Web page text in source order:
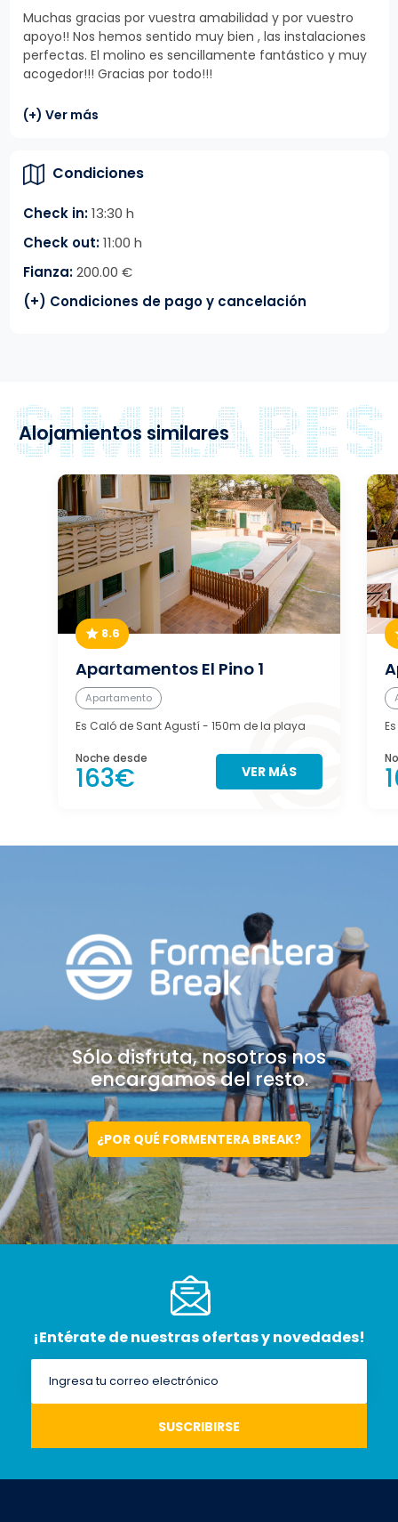
Muchas gracias por vuestra amabilidad y por vuestro
apoyo!! Nos hemos sentido muy bien , las instalaciones
perfectas. El molino es sencillamente fantástico y muy
acogedor!!! Gracias por todo!!!
(+) Ver más
Condiciones
Check in:13:30 h
Check out:11:00 h
Fianza:200.00 €
(+) Condiciones de pago y cancelación
Alojamientos similares
8.6
Apartamentos El Pino 1
Apartamento
Es Caló de Sant Agustí- 150m de la playa
Noche desde
163€ VER MÁS
Sólo disfruta, nosotrosnos
encargamos del resto.
¿POR QUÉ FORMENTERA BREAK?
¡Entérate de nuestras ofertas y novedades!